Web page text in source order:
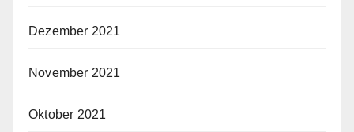
Dezember 2021
November 2021
Oktober 2021